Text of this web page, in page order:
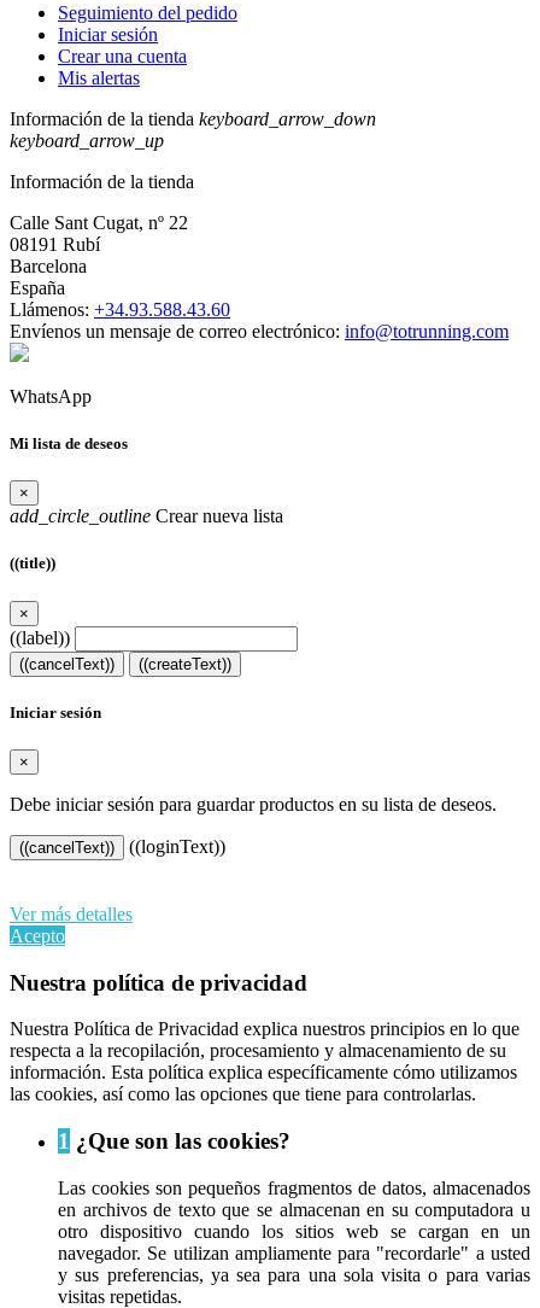
Seguimiento del pedido
Iniciar sesión
Crear una cuenta
Mis alertas
Información de la tienda keyboard_arrow_down
keyboard_arrow_up
Información de la tienda
Calle Sant Cugat, nº 22
08191 Rubí
Barcelona
España
Llámenos: +34.93.588.43.60
Envíenos un mensaje de correo electrónico: info@totrunning.com
WhatsApp
Mi lista de deseos
×
add_circle_outline Crear nueva lista
((title))
×
((label))
((cancelText)) ((createText))
Iniciar sesión
×
Debe iniciar sesión para guardar productos en su lista de deseos.
((cancelText))
((loginText))
Ver más detalles
Acepto
Nuestra política de privacidad
Nuestra Política de Privacidad explica nuestros principios en lo que
respecta a la recopilación, procesamiento y almacenamiento de su
información. Esta política explica específicamente cómo utilizamos
las cookies, así como las opciones que tiene para controlarlas.
1 ¿Que son las cookies?
Las cookies son pequeños fragmentos de datos, almacenados
en archivos de texto que se almacenan en su computadora u
otro dispositivo cuando los sitios web se cargan en un
navegador. Se utilizan ampliamente para "recordarle" a usted
y sus preferencias, ya sea para una sola visita o para varias
visitas repetidas.